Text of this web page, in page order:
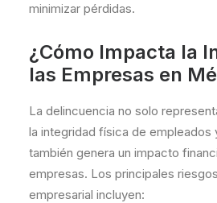
minimizar pérdidas.
¿Cómo Impacta la
las Empresas en
La delincuencia no solo
la integridad física de empleados
también genera un impacto
empresas. Los principales
empresarial incluyen: